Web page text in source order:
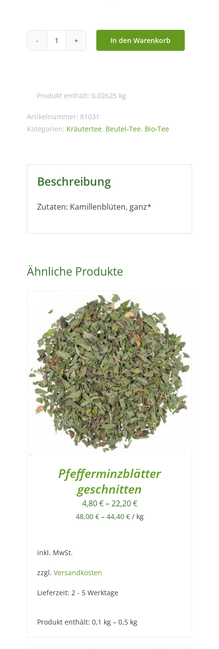
Pyramidenbeutel
Menge
In den Warenkorb
Produkt enthält: 0,02625 kg
Artikelnummer: 81031
Kategorien: Kräutertee, Beutel-Tee, Bio-Tee
Beschreibung
Zutaten: Kamillenblüten, ganz*
Ähnliche Produkte
Pfefferminzblätter
geschnitten
4,80€–22,20€
48,00 €– 44,40 €/ kg
inkl. MwSt.
zzgl. Versandkosten
Lieferzeit: 2 - 5 Werktage
Produkt enthält: 0,1 kg – 0,5 kg